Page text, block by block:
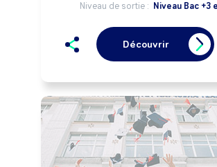
Niveau de sortie : Niveau Bac +3
Découvrir